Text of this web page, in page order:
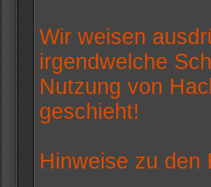
Wir weisen
irgendwelche
Nutzung von
geschieht!
Hinweise zu den